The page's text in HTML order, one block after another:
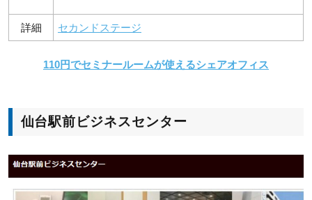
詳細 セカンドステージ
110円でセミナールームが使えるシェアオフィス
仙台駅前ビジネスセンター